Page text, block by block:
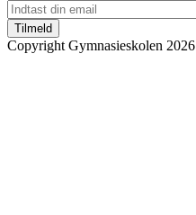
Tilmeld
Copyright Gymnasieskolen 2026